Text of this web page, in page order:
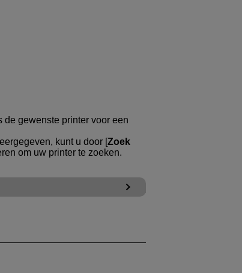
de gewenste printer voor een
kunt u door [Zoek
om uw printer te zoeken.